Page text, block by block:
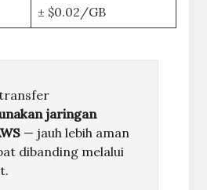
± $0.02/GB
jaringan
— jauh lebih aman
dibanding melalui